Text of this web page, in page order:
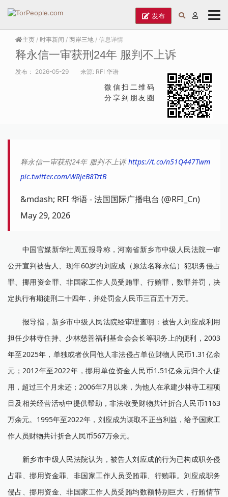
发布
主页 / 时事新闻 / 两岸三地 / 信息详情
释永信一审获刑24年 服判不上诉
发布： 2026-05-29 来源: RFI 华语
微信扫二维码
分享到朋友圈
释永信一审获刑24年 服判不上诉https://t.co/n51Q447Twm
pic.twitter.com/WRjeB8TztB
&mdash; RFI 华语 - 法国国际广播电台 (@RFI_Cn)
May 29, 2026
中国官媒新华社周五报导称，河南省新乡市中级人民法院一审
公开宣判被告人、现年60岁的刘应成（原法名释永信）犯职务侵占
罪、挪用资金罪、非国家工作人员受贿罪、行贿罪，数罪并罚，决
定执行有期徒刑二十四年，并处罚金人民币三百五十万元。
报导指，新乡市中级人民法院经审理查明：被告人刘应成利用
担任少林寺住持、少林慈善福利基金会会长等职务上的便利，2003
年至2025年，单独或者伙同他人非法侵占单位财物人民币1.31亿余
元；2012年至2022年，挪用单位资金人民币1.51亿余元归个人使
用，超过三个月未还；2006年7月以来，为他人在承建少林寺工程项
目及相关经营活动中提供帮助，非法收受财物共计折合人民币1163
万余元。1995年至2022年，刘应成为谋取不正当利益，给予国家工
作人员财物共计折合人民币567万余元。
新乡市中级人民法院认为，被告人刘应成的行为已构成职务侵
占罪、挪用资金罪、非国家工作人员受贿罪、行贿罪。刘应成职务
侵占、挪用资金、非国家工作人员受贿均数额特别巨大，行贿情节